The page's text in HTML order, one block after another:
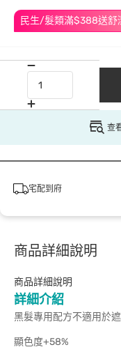
民生/髮類滿$388送舒
查
宅配到府
商品詳細說明
商品詳細說明
詳細介紹
黑髮專用配方不適用於
顯色度+58%